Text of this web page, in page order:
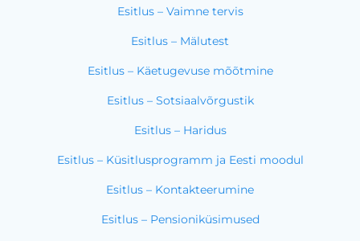
Esitlus – Vaimne tervis
Esitlus – Mälutest
Esitlus – Käetugevuse mõõtmine
Esitlus – Sotsiaalvõrgustik
Esitlus – Haridus
Esitlus – Küsitlusprogramm ja Eesti moodul
Esitlus – Kontakteerumine
Esitlus – Pensioniküsimused